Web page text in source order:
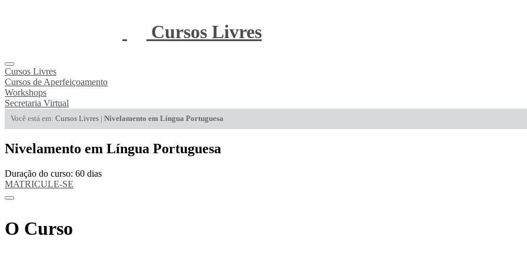
Cursos Livres
Cursos Livres
Cursos de Aperfeiçoamento
Workshops
Secretaria Virtual
Você está em: Cursos Livres | Nivelamento em Língua Portuguesa
Nivelamento em Língua Portuguesa
Duração do curso: 60 dias
MATRICULE-SE
O Curso